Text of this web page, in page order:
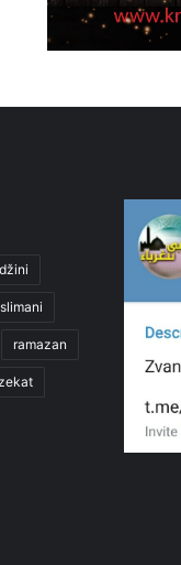
džini
ramazan
zekat